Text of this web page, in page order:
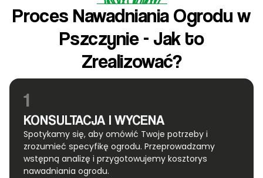
Proces Nawadniania Ogrodu w
Pszczynie - Jak to
Zrealizować?
1
KONSULTACJA I WYCENA
Spotykamy się, aby omówić Twoje potrzeby i
zrozumieć specyfikę ogrodu. Przeprowadzamy
wstępną analizę i przygotowujemy kosztorys
nawadniania ogrodu.